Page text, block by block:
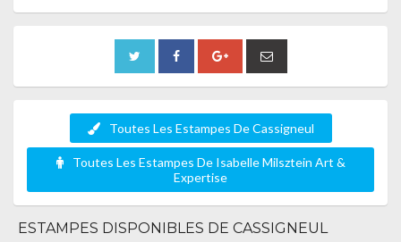
Toutes Les Estampes De Cassigneul
Toutes Les Estampes De Isabelle Milsztein Art &
Expertise
ESTAMPES DISPONIBLES DE CASSIGNEUL